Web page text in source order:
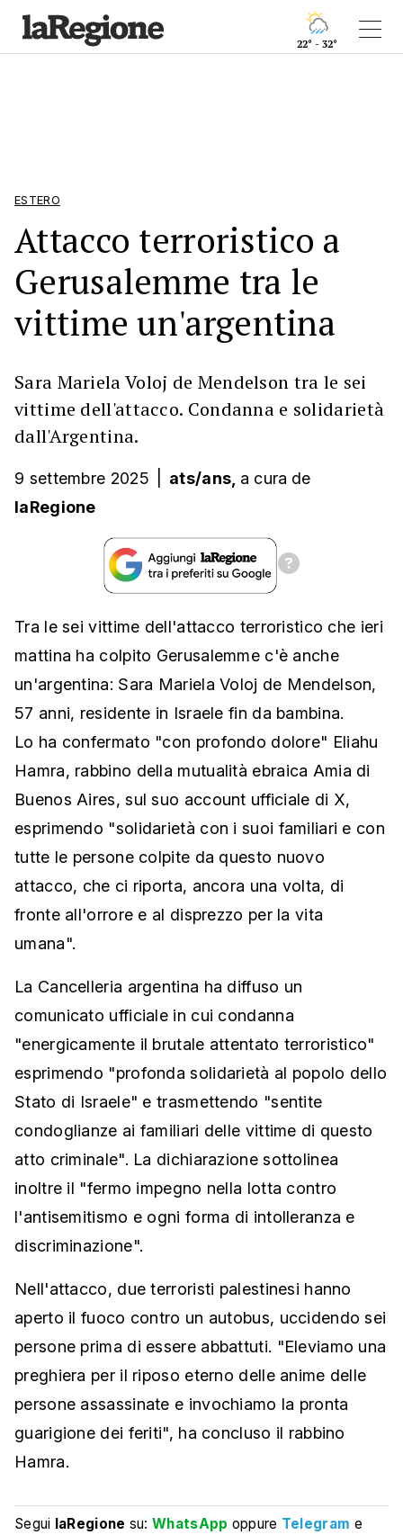
22° - 32°
ESTERO
Attacco terroristico a
Gerusalemme tra le
vittime un'argentina
Sara Mariela Voloj de Mendelson tra le sei
vittime dell'attacco. Condanna e solidarietà
dall'Argentina.
9 settembre 2025 ats/ans, a cura de
laRegione
Tra le sei vittime dell'attacco terroristico che ieri
mattina ha colpito Gerusalemme c'è anche
un'argentina: Sara Mariela Voloj de Mendelson,
57 anni, residente in Israele fin da bambina.
Lo ha confermato "con profondo dolore" Eliahu
Hamra, rabbino della mutualità ebraica Amia di
Buenos Aires, sul suo account ufficiale di X,
esprimendo "solidarietà con i suoi familiari e con
tutte le persone colpite da questo nuovo
attacco, che ci riporta, ancora una volta, di
fronte all'orrore e al disprezzo per la vita
umana".
La Cancelleria argentina ha diffuso un
comunicato ufficiale in cui condanna
"energicamente il brutale attentato terroristico"
esprimendo "profonda solidarietà al popolo dello
Stato di Israele" e trasmettendo "sentite
condoglianze ai familiari delle vittime di questo
atto criminale". La dichiarazione sottolinea
inoltre il "fermo impegno nella lotta contro
l'antisemitismo e ogni forma di intolleranza e
discriminazione".
Nell'attacco, due terroristi palestinesi hanno
aperto il fuoco contro un autobus, uccidendo sei
persone prima di essere abbattuti. "Eleviamo una
preghiera per il riposo eterno delle anime delle
persone assassinate e invochiamo la pronta
guarigione dei feriti", ha concluso il rabbino
Hamra.
Segui laRegione su:WhatsApp oppure Telegram e